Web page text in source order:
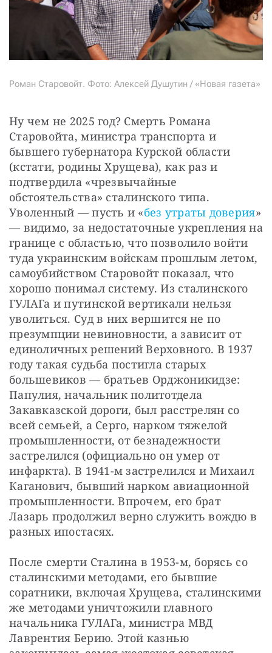
Роман Старовойт. Фото: Алексей Душутин / «Новая газета»
Ну чем не 2025 год? Смерть Романа
Старовойта, министра транспорта и
бывшего губернатора Курской области
(кстати, родины Хрущева), как раз и
подтвердила «чрезвычайные
обстоятельства» сталинского типа.
Уволенный — пусть и «без утраты доверия»
— видимо, за недостаточные укрепления на
границе с областью, что позволило войти
туда украинским войскам прошлым летом,
самоубийством Старовойт показал, что
хорошо понимал систему. Из сталинского
ГУЛАГа и путинской вертикали нельзя
уволиться. Суд в них вершится не по
презумпции невиновности, а зависит от
единоличных решений Верховного. В 1937
году такая судьба постигла старых
большевиков — братьев Орджоникидзе:
Папулия, начальник политотдела
Закавказской дороги, был расстрелян со
всей семьей, а Серго, нарком тяжелой
промышленности, от безнадежности
застрелился (официально он умер от
инфаркта). В 1941-м застрелился и Михаил
Каганович, бывший нарком авиационной
промышленности. Впрочем, его брат
Лазарь продолжил верно служить вождю в
разных ипостасях.
После смерти Сталина в 1953-м, борясь со
сталинскими методами, его бывшие
соратники, включая Хрущева, сталинскими
же методами уничтожили главного
начальника ГУЛАГа, министра МВД
Лаврентия Берию. Этой казнью